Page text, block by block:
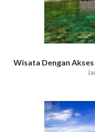
Wisata Dengan